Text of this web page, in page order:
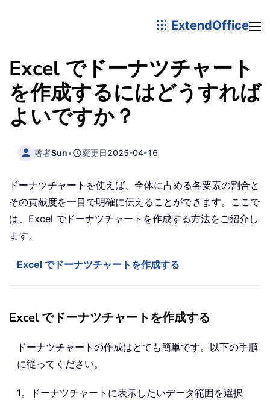
ExtendOffice
Excel でドーナツチャート
を作成するにはどうすれば
よいですか？
著者Sun• 変更日2025-04-16
ドーナツチャートを使えば、全体に占める各要素の割合と
その貢献度を一目で明確に伝えることができます。ここで
は、Excel でドーナツチャートを作成する方法をご紹介し
ます。
Excel でドーナツチャートを作成する
Excel でドーナツチャートを作成する
ドーナツチャートの作成はとても簡単です。以下の手順
に従ってください。
1。ドーナツチャートに表示したいデータ範囲を選択